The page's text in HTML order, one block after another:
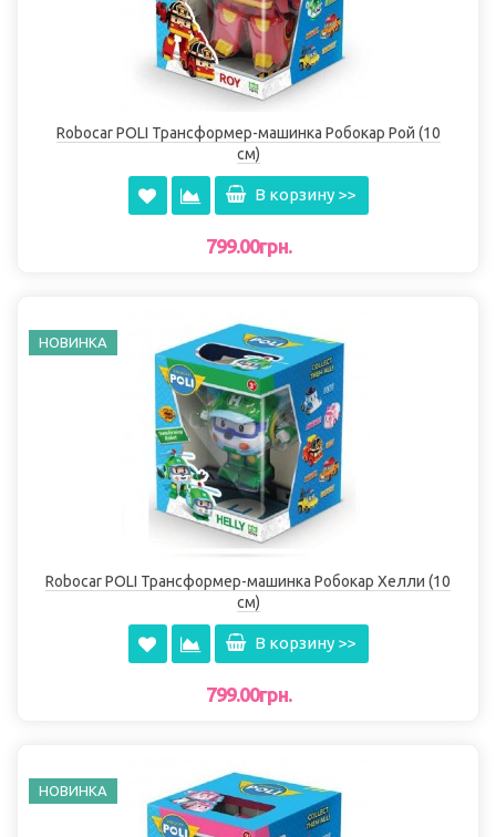
Robocar POLI Трансформер-машинка Робокар Рой (10
см)
В корзину >>
799.00грн.
НОВИНКА
Robocar POLI Трансформер-машинка Робокар Хелли (10
см)
В корзину >>
799.00грн.
НОВИНКА